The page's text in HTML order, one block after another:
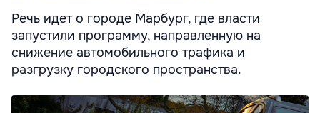
Речь идет о городе Марбург, где власти
запустили программу, направленную на
снижение автомобильного трафика и
разгрузку городского пространства.